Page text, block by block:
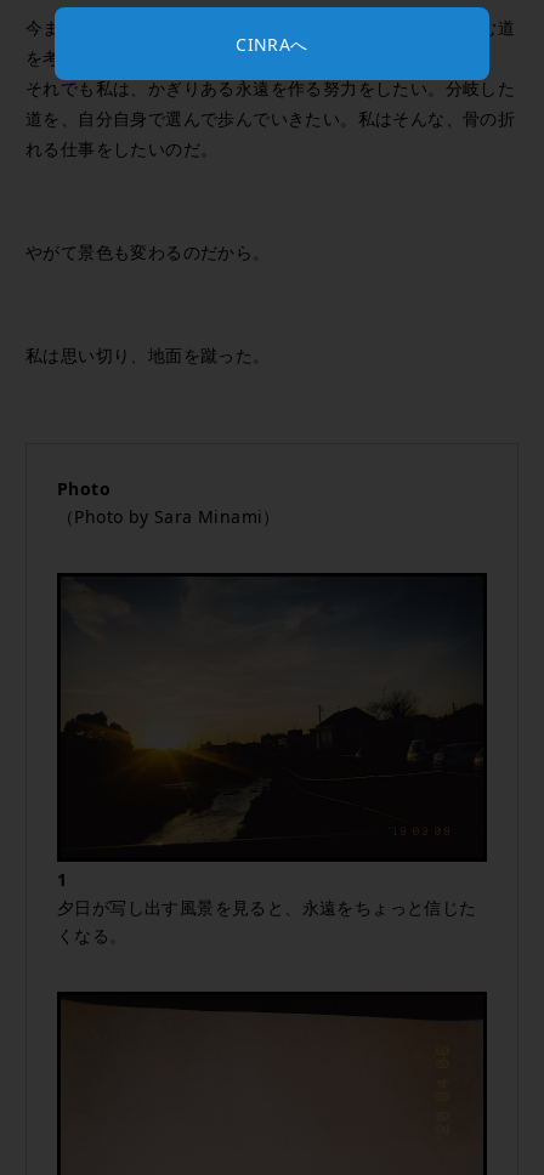
CINRAへ
今までの自分が歩んできた道を振り返ったり、これから歩む道
を考えたりすることは、正直面倒だ。
それでも私は、かぎりある永遠を作る努力をしたい。分岐した
道を、自分自身で選んで歩んでいきたい。私はそんな、骨の折
れる仕事をしたいのだ。
やがて景色も変わるのだから。
私は思い切り、地面を蹴った。
Photo
（Photo by Sara Minami）
1
夕日が写し出す風景を見ると、永遠をちょっと信じた
くなる。